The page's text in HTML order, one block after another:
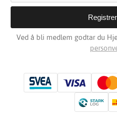
Ved å bli medlem godtar du